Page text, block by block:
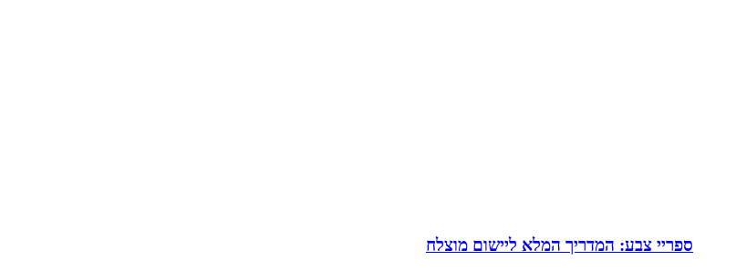
ספריי צבע: המדריך המלא ליישום מוצלח